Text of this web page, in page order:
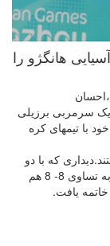
هانگژو را
یک سرمربی برزیلی
با تیمهای کره
که با دو
امتیاز متوالی امیرحسین یازرلو آغاز شد و در ادامه به تساوی 8- 8 هم